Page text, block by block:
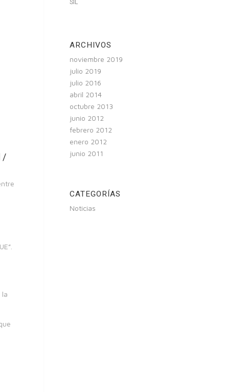
/
la
SIL
ARCHIVOS
noviembre 2019
julio 2019
julio 2016
abril 2014
octubre 2013
junio 2012
febrero 2012
enero 2012
junio 2011
CATEGORÍAS
Noticias